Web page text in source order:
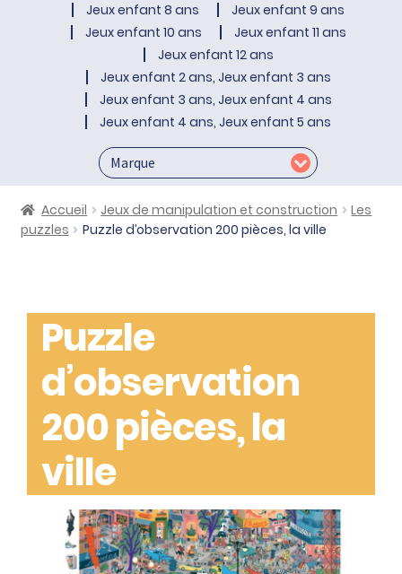
Jeux enfant 8 ans
Jeux enfant 9 ans
Jeux enfant 10 ans
Jeux enfant 11 ans
Jeux enfant 12 ans
Jeux enfant 2 ans, Jeux enfant 3 ans
Jeux enfant 3 ans, Jeux enfant 4 ans
Jeux enfant 4 ans, Jeux enfant 5 ans
Accueil Jeux de manipulation et construction
Les
puzzles
Puzzle d’observation 200 pièces, la ville
Puzzle
d’observation
200 pièces, la
ville